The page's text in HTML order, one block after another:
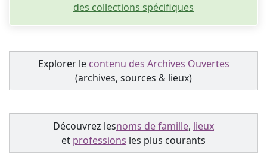
des collections spécifiques
Explorer le contenu des Archives Ouvertes
(archives, sources & lieux)
Découvrez lesnoms de famille, lieux
et professions les plus courants